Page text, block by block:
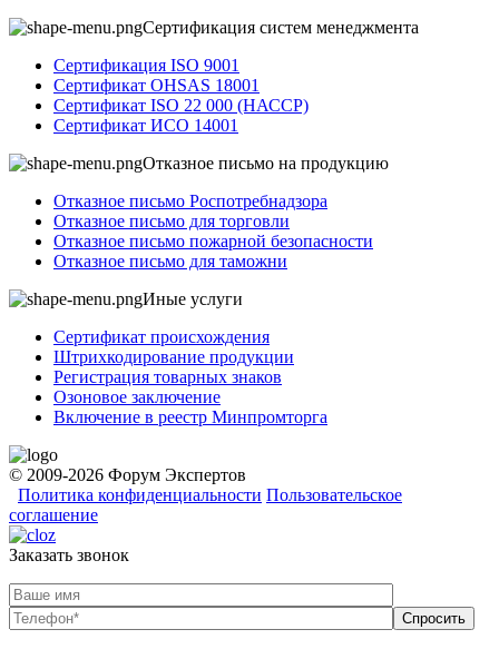
Сертификация систем менеджмента
Сертификация ISO 9001
Сертификат OHSAS 18001
Сертификат ISO 22 000 (НАССР)
Сертификат ИСО 14001
Отказное письмо на продукцию
Отказное письмо Роспотребнадзора
Отказное письмо для торговли
Отказное письмо пожарной безопасности
Отказное письмо для таможни
Иные услуги
Сертификат происхождения
Штрихкодирование продукции
Регистрация товарных знаков
Озоновое заключение
Включение в реестр Минпромторга
© 2009-2026 Форум Экспертов
Политика конфиденциальности Пользовательское
соглашение
Заказать звонок